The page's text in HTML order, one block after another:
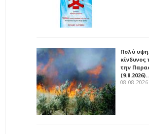
Πολύ
κίνδυνος
την
08-08-2026